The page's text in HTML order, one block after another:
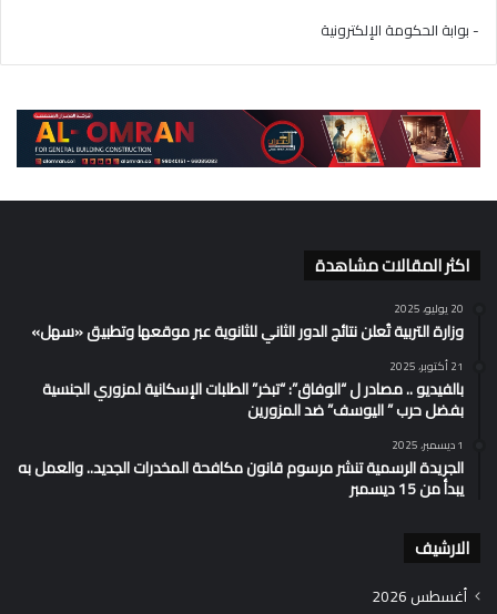
- بوابة الحكومة الإلكترونية
اكثر المقالات مشاهدة
20 يوليو، 2025
وزارة التربية تُعلن نتائج الدور الثاني للثانوية عبر موقعها وتطبيق «سهل»
21 أكتوبر، 2025
بالفيديو .. مصادر ل “الوفاق”: “تبخر” الطلبات الإسكانية لمزوري الجنسية
بفضل حرب ” اليوسف” ضد المزورين
1 ديسمبر، 2025
الجريدة الرسمية تنشر مرسوم قانون مكافحة المخدرات الجديد.. والعمل به
يبدأ من 15 ديسمبر
الارشيف
أغسطس 2026